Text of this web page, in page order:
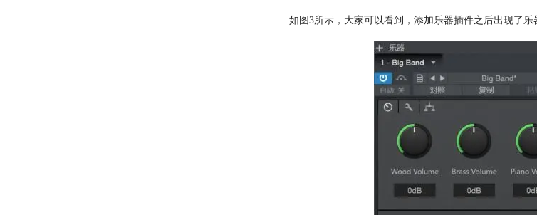
如图3所示，大家可以看到，添加乐器插件之后出现了